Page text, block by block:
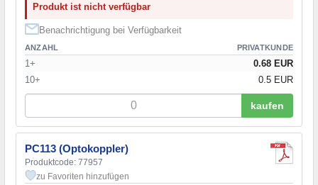
Produkt ist nicht verfügbar
Benachrichtigung bei Verfügbarkeit
ANZAHL PRIVATKUNDE
1+
0.68 EUR
10+
0.5 EUR
kaufen
PC113 (Optokoppler)
Produktcode: 77957
zu Favoriten hinzufügen